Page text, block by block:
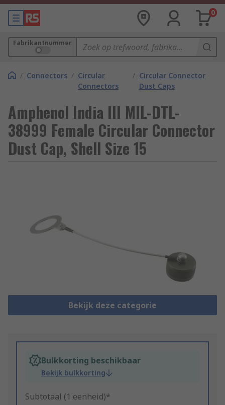
0
Fabrikantnummer
/ Connectors / Circular
Connectors
/ Circular Connector
Dust Caps
Amphenol India III MIL-DTL-
38999 Female Circular Connector
Dust Cap, Shell Size 15
Bekijk deze categorie
Bulkkorting beschikbaar
Bekijk bulkkorting
Subtotaal (1 eenheid)*